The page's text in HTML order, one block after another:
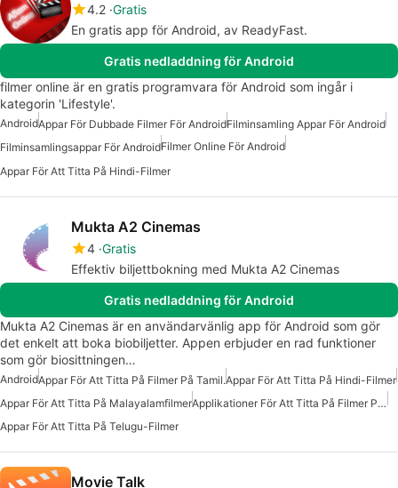
4.2 Gratis
En gratis app för Android, av ReadyFast.
Gratis nedladdning för Android
filmer online är en gratis programvara för Android som ingår i
kategorin 'Lifestyle'.
AndroidAppar För Dubbade Filmer För AndroidFilminsamling Appar För Android
Filminsamlingsappar För AndroidFilmer Online För Android
Appar För Att Titta På Hindi-Filmer
Mukta A2 Cinemas
4 Gratis
Effektiv biljettbokning med Mukta A2 Cinemas
Gratis nedladdning för Android
Mukta A2 Cinemas är en användarvänlig app för Android som gör
det enkelt att boka biobiljetter. Appen erbjuder en rad funktioner
som gör biosittningen…
AndroidAppar För Att Titta På Filmer På Tamil.Appar För Att Titta På Hindi-Filmer
Appar För Att Titta På Malayalamfilmer
Applikationer För Att Titta På Filmer På Hindi
Appar För Att Titta På Telugu-Filmer
Movie Talk